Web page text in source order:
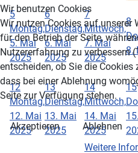
5
Montag,
5. Mai
2025
6
Dienstag,
6. Mai
2025
7
Mittwoch,
7. Mai
2025
8
8.
12
Montag,
12. Mai
2025
13
Dienstag,
13. Mai
2025
14
Mittwoch,
14. Mai
2025
15
Wir benutzen Cookies
Wir nutzen Cookies auf unserer
für den Betrieb der Seite,
Nutzererfahrung zu verbessern
entscheiden, ob Sie die
dass bei einer Ablehnung
Seite zur Verfügung stehen.
Akzeptieren
Ablehnen
Weitere